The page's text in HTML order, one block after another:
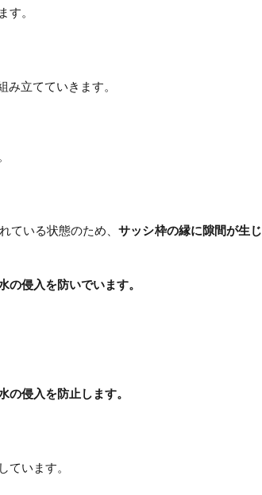
す。
立てていきます。
ている状態のため、サッシ枠の縁に隙間が生じ
の侵入を防いでいます。
の侵入を防止します。
ています。